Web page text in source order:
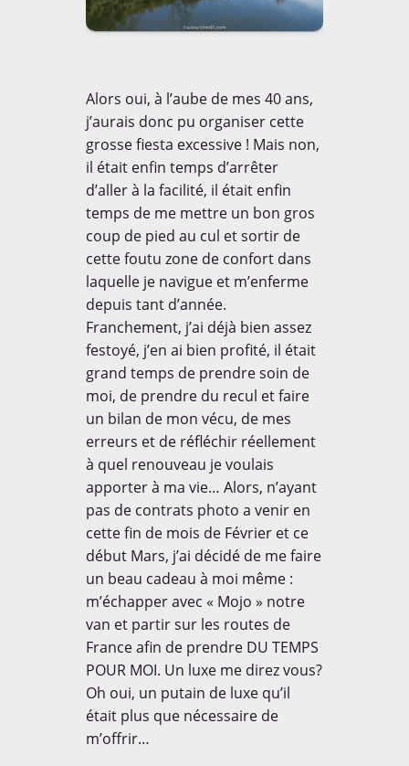
CONTACT
Mail:moc.08mdt@tcatnoc
Skype id: tdm80cm

Alors oui, à l’aube de mes 40 ans,
j’aurais donc pu organiser cette
grosse fiesta excessive ! Mais non,
il était enfin temps d’arrêter
d’aller à la facilité, il était enfin
temps de me mettre un bon gros
coup de pied au cul et sortir de
cette foutu zone de confort dans
laquelle je navigue et m’enferme
depuis tant d’année.
Franchement, j’ai déjà bien assez
festoyé, j’en ai bien profité, il était
grand temps de prendre soin de
moi, de prendre du recul et faire
un bilan de mon vécu, de mes
erreurs et de réfléchir réellement
à quel renouveau je voulais
apporter à ma vie… Alors, n’ayant
pas de contrats photo a venir en
cette fin de mois de Février et ce
début Mars, j’ai décidé de me faire
un beau cadeau à moi même :
m’échapper avec « Mojo » notre
van et partir sur les routes de
France afin de prendre DU TEMPS
POUR MOI. Un luxe me direz vous?
Oh oui, un putain de luxe qu’il
était plus que nécessaire de
m’offrir…